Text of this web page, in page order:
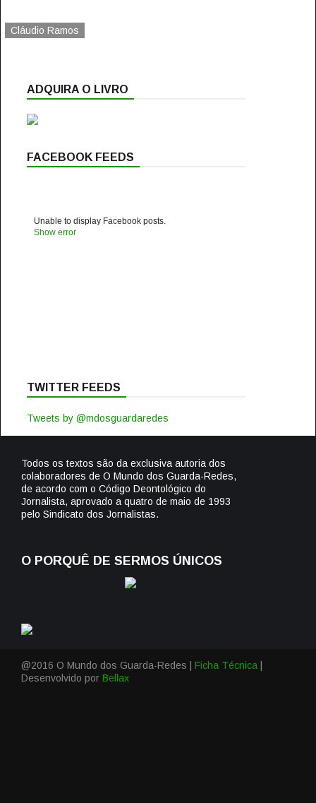
Cláudio Ramos
ADQUIRA O LIVRO
FACEBOOK FEEDS
Unable to display Facebook posts.
Show error
TWITTER FEEDS
Tweets by @mdosguardaredes
Todos os textos são da exclusiva autoria dos
colaboradores de O Mundo dos Guarda-Redes,
de acordo com o Código Deontológico do
Jornalista, aprovado a quatro de maio de 1993
pelo Sindicato dos Jornalistas.
O PORQUÊ DE SERMOS ÚNICOS
@2016 O Mundo dos Guarda-Redes | Ficha Técnica
Desenvolvido por Bellax